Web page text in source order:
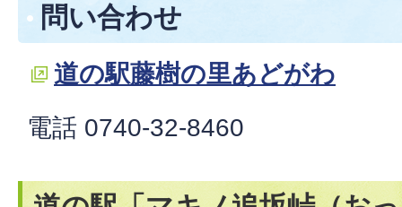
問い合わせ
道の駅藤樹の里あどがわ
電話 0740-32-8460